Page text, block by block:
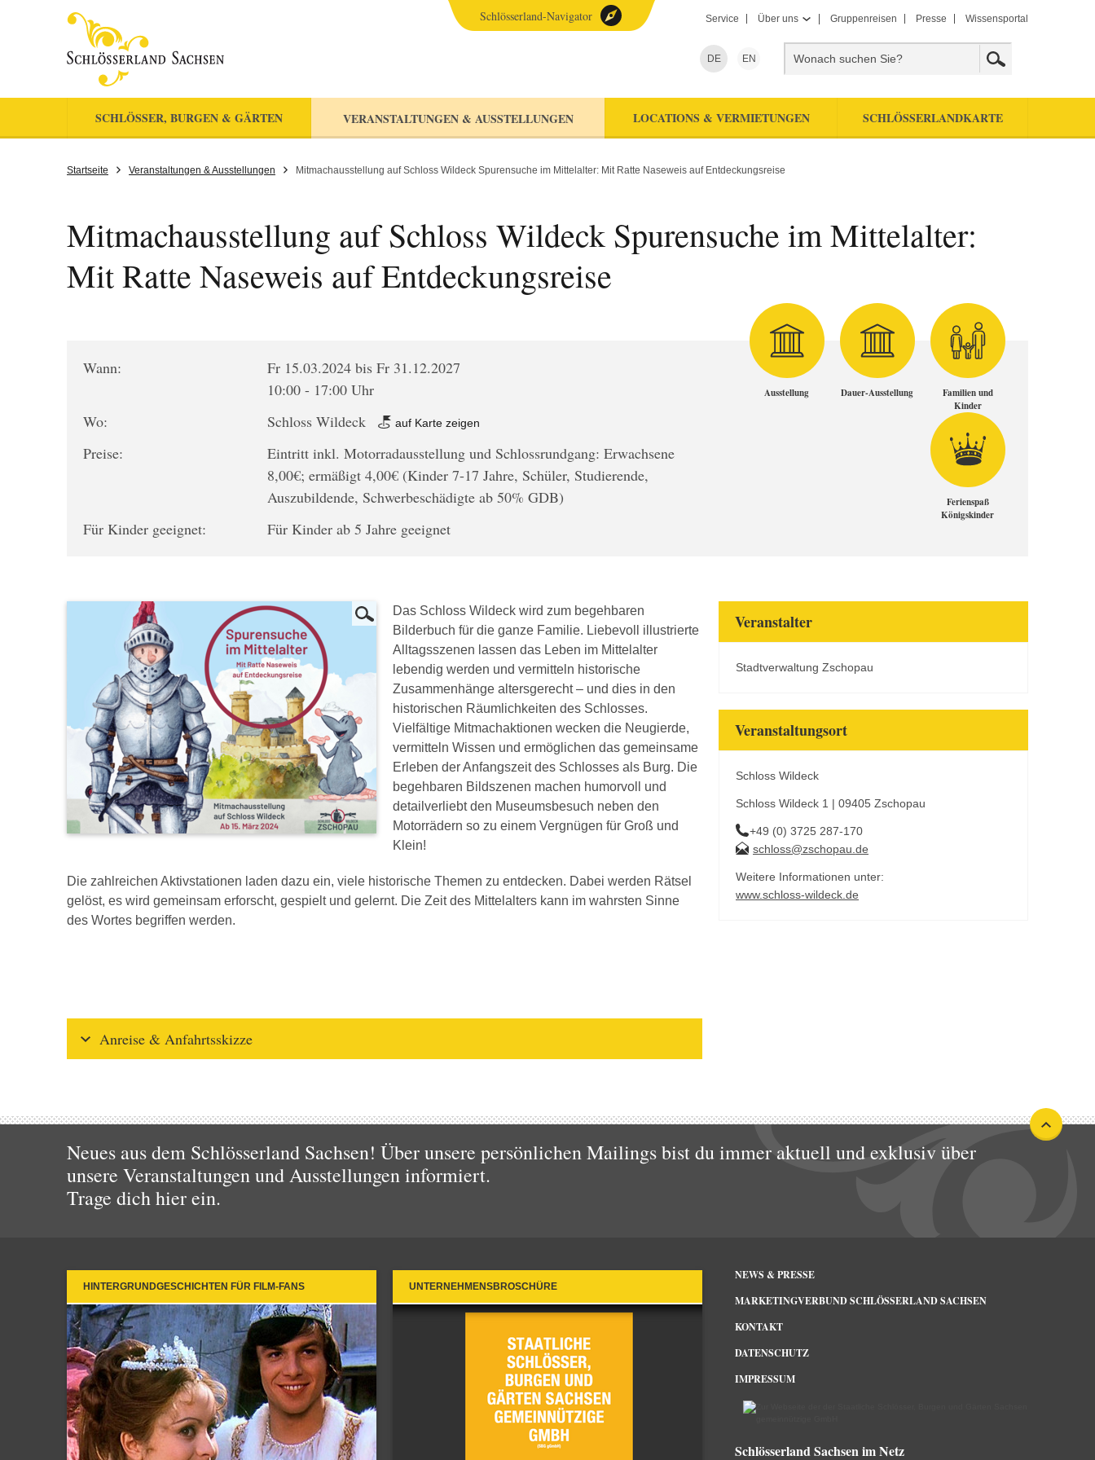
Service Über uns Gruppenreisen Presse Wissensportal
DE EN
SCHLÖSSER, BURGEN & GÄRTEN VERANSTALTUNGEN & AUSSTELLUNGEN LOCATIONS & VERMIETUNGEN SCHLÖSSERLANDKARTE
Schlösserland-Navigator
Startseite Veranstaltungen & Ausstellungen Mitmachausstellung auf Schloss Wildeck Spurensuche im Mittelalter: Mit Ratte Naseweis auf Entdeckungsreise
Mitmachausstellung auf Schloss Wildeck Spurensuche im Mittelalter:
Mit Ratte Naseweis auf Entdeckungsreise
Wann:
Fr 15.03.2024 bis Fr 31.12.2027
10:00 - 17:00 Uhr
Wo:
Schloss Wildeck auf Karte zeigen
Preise:
Eintritt inkl. Motorradausstellung und Schlossrundgang: Erwachsene
8,00€; ermäßigt 4,00€ (Kinder 7-17 Jahre, Schüler, Studierende,
Auszubildende, Schwerbeschädigte ab 50% GDB)
Für Kinder geeignet:
Für Kinder ab 5 Jahre geeignet
Ausstellung Dauer-Ausstellung
Familien und
Kinder
Ferienspaß
Königskinder
Das Schloss Wildeck wird zum begehbaren
Bilderbuch für die ganze Familie. Liebevoll illustrierte
Alltagsszenen lassen das Leben im Mittelalter
lebendig werden und vermitteln historische
Zusammenhänge altersgerecht – und dies in den
historischen Räumlichkeiten des Schlosses.
Vielfältige Mitmachaktionen wecken die Neugierde,
vermitteln Wissen und ermöglichen das gemeinsame
Erleben der Anfangszeit des Schlosses als Burg. Die
begehbaren Bildszenen machen humorvoll und
detailverliebt den Museumsbesuch neben den
Motorrädern so zu einem Vergnügen für Groß und
Klein!
Die zahlreichen Aktivstationen laden dazu ein, viele historische Themen zu entdecken. Dabei werden Rätsel
gelöst, es wird gemeinsam erforscht, gespielt und gelernt. Die Zeit des Mittelalters kann im wahrsten Sinne
des Wortes begriffen werden.
Anreise & Anfahrtsskizze
Veranstalter
Stadtverwaltung Zschopau
Veranstaltungsort
Schloss Wildeck
Schloss Wildeck 1 | 09405 Zschopau
+49 (0) 3725 287-170
schloss@zschopau.de
Weitere Informationen unter:
www.schloss-wildeck.de
Neues aus dem Schlösserland Sachsen! Über unsere persönlichen Mailings bist du immer aktuell und exklusiv über
unsere Veranstaltungen und Ausstellungen informiert.
Trage dich hier ein.
HINTERGRUNDGESCHICHTEN FÜR FILM-FANS UNTERNEHMENSBROSCHÜRE
NEWS & PRESSE
MARKETINGVERBUND SCHLÖSSERLAND SACHSEN
KONTAKT
DATENSCHUTZ
IMPRESSUM
Schlösserland Sachsen im Netz